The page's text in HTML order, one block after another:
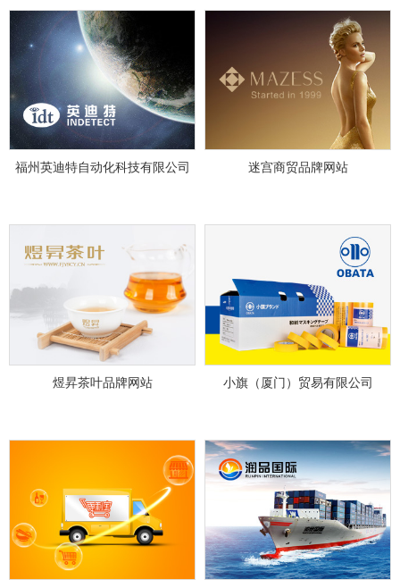
福州英迪特自动化科技有限公司 迷宫商贸品牌网站
煜昇茶叶品牌网站 小旗（厦门）贸易有限公司